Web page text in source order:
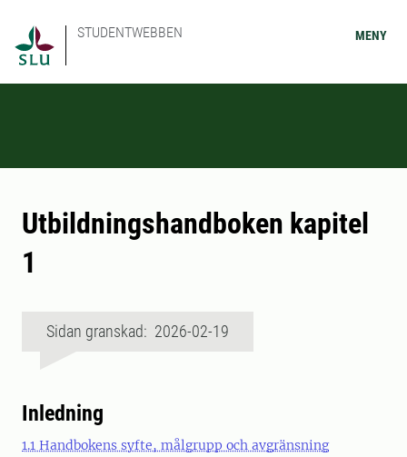
STUDENTWEBBEN MENY
Utbildningshandboken kapitel
1
Sidan granskad: 2026-02-19
Inledning
1.1 Handbokens syfte, målgrupp och avgränsning